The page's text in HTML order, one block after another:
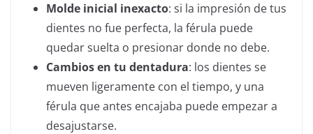
Molde inicial inexacto: si la impresión de tus
dientes no fue perfecta, la férula puede
quedar suelta o presionar donde no debe.
Cambios en tu dentadura: los dientes se
mueven ligeramente con el tiempo, y una
férula que antes encajaba puede empezar a
desajustarse.